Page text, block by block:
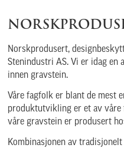
Norskprodusert,
Stenindustri AS. Vi er idag en
innen gravstein.
Våre fagfolk er blant de mest
produktutvikling er et av våre
våre gravstein er produsert
Kombinasjonen av